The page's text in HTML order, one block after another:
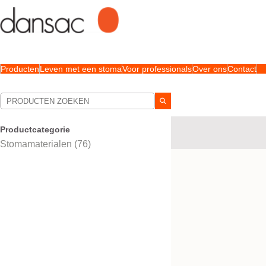
ProductenLeven met een stomaVoor professionalsOver onsContact
Productcategorie
Stomamaterialen (76)
Maak een keuze uit de